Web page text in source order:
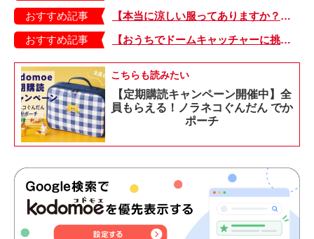
おすすめ記事
【本当に涼しい服ってありますか？】夏素材の代表「リネン」で夏らしいおしゃれを♪「ワンピース」「パンツ」「スカート」「シャツ」の気になるアイテムはコレ！
おすすめ記事
【おうちでドームキャッチャーに挑戦だ】アンパンマン わくわくドームキャッチャー
こちらも読みたい
【定期購読キャンペーン開催中】全
員もらえる！ノラネコぐんだん でか
ポーチ